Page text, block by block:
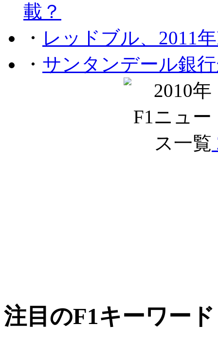
載？
・ レッドブル、2011
・ サンタンデール銀
注目のF1キーワード